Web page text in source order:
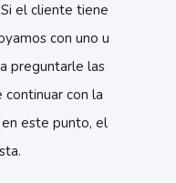
el cliente tiene
con uno u
preguntarle las
continuar con la
en este punto, el